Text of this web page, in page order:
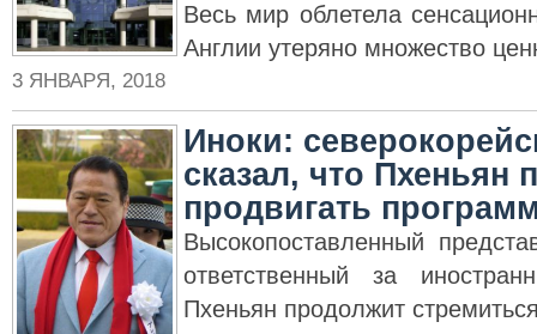
Весь мир облетела
Англии утеряно множество
3 ЯНВАРЯ, 2018
Иноки:
сказал, что Пхеньян
продвигать
Высокопоставленный
ответственный за
Пхеньян продолжит